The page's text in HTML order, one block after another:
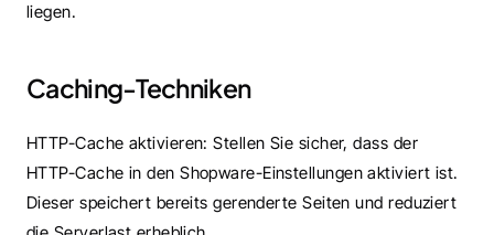
liegen.
Caching-Techniken
HTTP-Cache aktivieren: Stellen Sie sicher, dass der
HTTP-Cache in den Shopware-Einstellungen aktiviert ist.
Dieser speichert bereits gerenderte Seiten und reduziert